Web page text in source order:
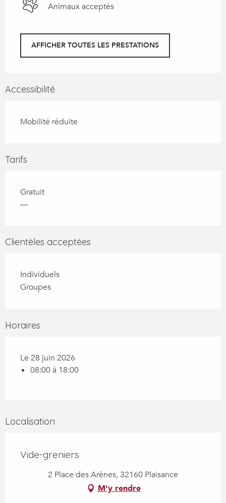
Animaux acceptés
AFFICHER TOUTES LES PRESTATIONS
Accessibilité
Mobilité réduite
Tarifs
Gratuit
—
Clientèles acceptées
Individuels
Groupes
Horaires
Le 28 juin 2026
08:00 à 18:00
Localisation
Vide-greniers
2 Place des Arènes, 32160 Plaisance
M'y rendre